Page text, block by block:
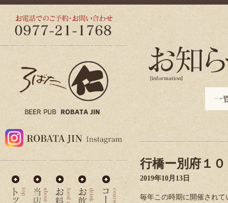
行橋ー別府１
2019年10月13日
毎年この時期に開催され